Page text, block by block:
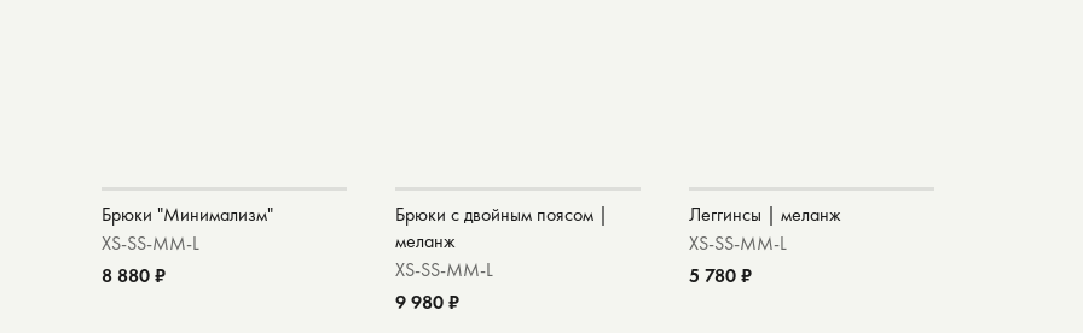
Брюки​ "Минимализм"
XS-SS-MM-L
8 880 ₽
Брюки с двойным поясом |
меланж
XS-SS-MM-L
9 980 ₽
Леггинсы | меланж
XS-SS-MM-L
5 780 ₽